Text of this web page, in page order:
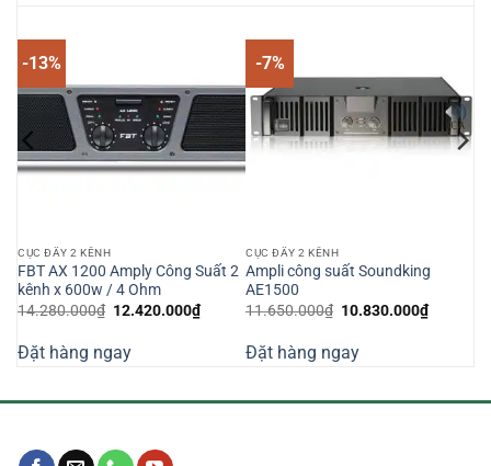
-13%
CỤC ĐẨY 2 KÊNH
FBT AX 1200 Amply Công Suất 2
kênh x 600w / 4 Ohm
14.280.000₫ Giá
14.280.000₫.
12.420.000₫Giá
hiện
12.420.000₫.
Đặt hàng ngay
-7%
CỤC ĐẨY 2 KÊNH
Ampli công suất Soundking
AE1500
11.650.000₫ Giá
11.650.000₫.
10.830.000₫Giá
hiện
Đặt hàng ngay